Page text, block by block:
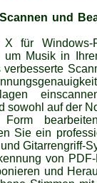
und
X für
um Musik in
sowohl auf der
Form
Sie ein
Gitarrengriff-
von
und